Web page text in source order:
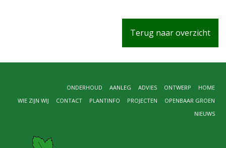
Terug naar overzicht
HOME
ONTWERP
ADVIES
AANLEG
ONDERHOUD
OPENBAAR GROEN
PROJECTEN
PLANTINFO
CONTACT
WIE ZIJN WIJ
NIEUWS